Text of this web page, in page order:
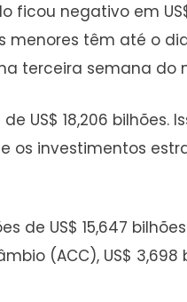
negativo em
têm até o
terceira semana do
18,206 bilhões.
os investimentos
US$ 15,647
(ACC), US$